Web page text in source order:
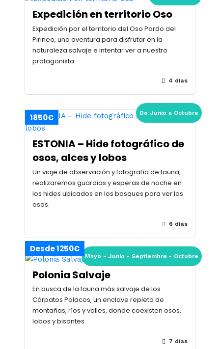
Expedición en territorio Oso
Expedición por el territorio del Oso Pardo del
Pirineo, una aventura para disfrutar en la
naturaleza salvaje e intentar ver a nuestro
protagonista.
4 días
De Junio a Octubre
1850€
ESTONIA – Hide fotográfico de
osos, alces y lobos
Un viaje de observación y fotografía de fauna,
realizaremos guardias y esperas de noche en
los hides ubicados en los bosques para ver los
osos.
6 días
Mayo - Junio - Septiembre - Octubre
Desde 1250€
Polonia Salvaje
En busca de la fauna más salvaje de los
Cárpatos Polacos, un enclave repleto de
montañas, ríos y valles, donde coexisten osos,
lobos y bisontes.
7 días